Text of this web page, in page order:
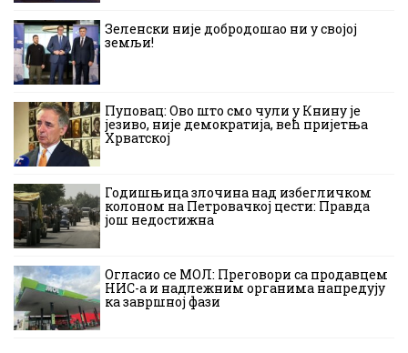
Зеленски није добродошао ни у својој
земљи!
Пуповац: Ово што смо чули у Книну је
језиво, није демократија, већ пријетња
Хрватској
Годишњица злочина над избегличком
колоном на Петровачкој цести: Правда
још недостижна
Огласио се МОЛ: Преговори са продавцем
НИС-а и надлежним органима напредују
ка завршној фази